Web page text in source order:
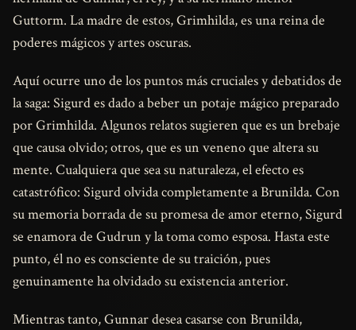
Guttorm. La madre de estos, Grimhilda, es una reina de
poderes mágicos y artes oscuras.
Aquí ocurre uno de los puntos más cruciales y debatidos de
la saga: Sigurd es dado a beber un potaje mágico preparado
por Grimhilda. Algunos relatos sugieren que es un brebaje
que causa olvido; otros, que es un veneno que altera su
mente. Cualquiera que sea su naturaleza, el efecto es
catastrófico: Sigurd olvida completamente a Brunilda. Con
su memoria borrada de su promesa de amor eterno, Sigurd
se enamora de Gudrun y la toma como esposa. Hasta este
punto, él no es consciente de su traición, pues
genuinamente ha olvidado su existencia anterior.
Mientras tanto, Gunnar desea casarse con Brunilda,